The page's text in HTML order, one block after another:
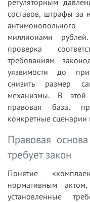
составов, штрафы за
антимонопольного
миллионами
проверка
требованиям
уязвимости до
снизить размер
механизмы. В этой
правовая база,
конкретные сценарии
Правовая
требует закон
Понятие
нормативным
установленные